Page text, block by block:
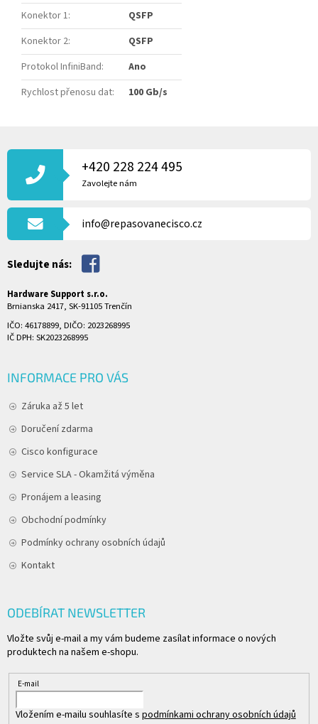
Konektor 1:
QSFP
Konektor 2:
QSFP
Protokol InfiniBand:
Ano
Rychlost přenosu dat: 100 Gb/s
Á
T
+420 228 224 495
Zavolejte nám
info@repasovanecisco.cz
Sledujte nás:
Hardware Support s.r.o.
Brnianska 2417, SK-91105 Trenčín
IČO: 46178899, DIČO: 2023268995
IČ DPH: SK2023268995
INFORMACE PRO VÁS
Záruka až 5 let
Doručení zdarma
Cisco konfigurace
Service SLA - Okamžitá výměna
Pronájem a leasing
Obchodní podmínky
Podmínky ochrany osobních údajů
Kontakt
ODEBÍRAT NEWSLETTER
Vložte svůj e-mail a my vám budeme zasílat informace o nových
produktech na našem e-shopu.
E-mail
Vložením e-mailu souhlasíte s podmínkami ochrany osobních údajů